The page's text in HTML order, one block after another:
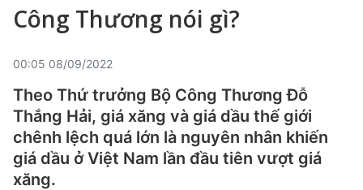
Công Thương nói gì?
00:05 08/09/2022
Theo Thứ trưởng Bộ Công Thương Đỗ
Thắng Hải, giá xăng và giá dầu thế giới
chênh lệch quá lớn là nguyên nhân khiến
giá dầu ở Việt Nam lần đầu tiên vượt giá
xăng.